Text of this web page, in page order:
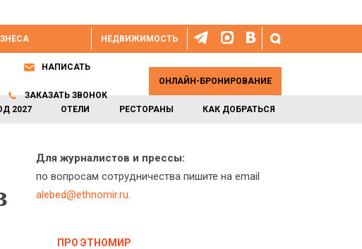
НЕДВИЖИМОСТЬ
2027 ОТЕЛИ РЕСТОРАНЫ КАК ДОБРАТЬСЯ
НАПИСАТЬ
ЗАКАЗАТЬ ЗВОНОК
ОНЛАЙН-БРОНИРОВАНИЕ
Для журналистов и прессы:
по вопросам сотрудничества пишите на email
alebed@ethnomir.ru.
ПРО ЭТНОМИР